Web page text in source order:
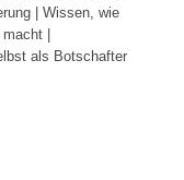
| Wissen, wie
|
als Botschafter